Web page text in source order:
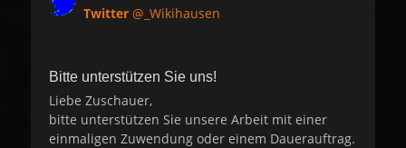
Twitter @_Wikihausen
Bitte unterstützen Sie uns!
Liebe Zuschauer,
bitte unterstützen Sie unsere Arbeit mit einer
einmaligen Zuwendung oder einem Dauerauftrag.